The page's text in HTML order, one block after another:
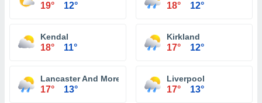
19° 12° 18° 12°
Kendal
18° 11°
Kirkland
17° 12°
Lancaster And Morecambe
17° 13°
Liverpool
17° 13°